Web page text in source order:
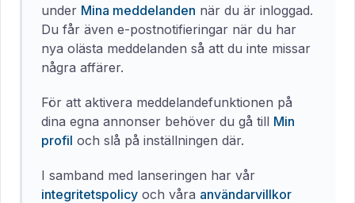
under Mina meddelanden när du är inloggad.
Du får även e-postnotifieringar när du har
nya olästa meddelanden så att du inte missar
några affärer.
För att aktivera meddelandefunktionen på
dina egna annonser behöver du gå till Min
profil och slå på inställningen där.
I samband med lanseringen har vår
integritetspolicy och våra användarvillkor